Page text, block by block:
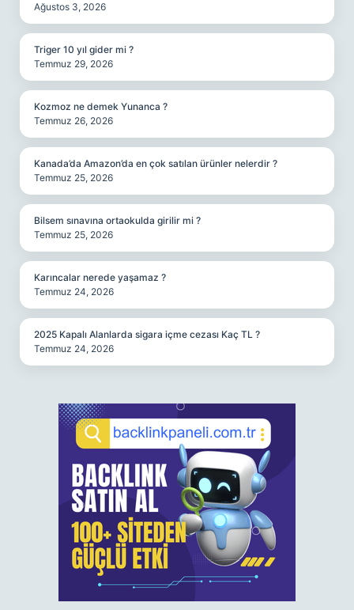
Ağustos 3, 2026
Triger 10 yıl gider mi ?
Temmuz 29, 2026
Kozmoz ne demek Yunanca ?
Temmuz 26, 2026
Kanada’da Amazon’da en çok satılan ürünler nelerdir ?
Temmuz 25, 2026
Bilsem sınavına ortaokulda girilir mi ?
Temmuz 25, 2026
Karıncalar nerede yaşamaz ?
Temmuz 24, 2026
2025 Kapalı Alanlarda sigara içme cezası Kaç TL ?
Temmuz 24, 2026